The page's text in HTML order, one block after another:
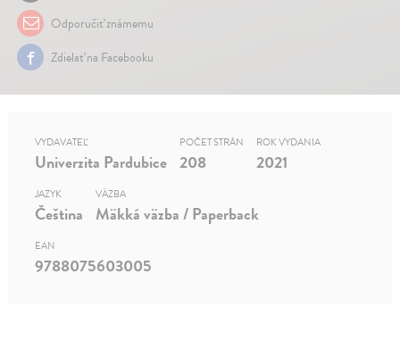
Odporučiť známemu
Zdielať na Facebooku
VYDAVATEĽ
Univerzita Pardubice
POČET STRÁN
208
ROK VYDANIA
2021
JAZYK
Čeština
VÄZBA
Mäkká väzba / Paperback
EAN
9788075603005